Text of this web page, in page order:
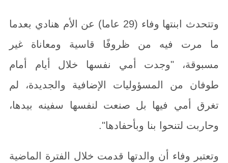
وتتحدث ابنتها وفاء (29 عاما) عن الأم هنادي بعدما
ما مرت فيه من ظروفًا قاسية ومعاناة غير
مسبوقة، "وجدت أمي نفسها خلال أيام أمام
طوفان من المسؤوليات الإضافية والجديدة، لم
تغرق أمي فيها بل صنعت لنفسها سفينه بيدها،
وحاربت لتنحوا بنا وبأحفادها".
وتعتبر وفاء أن والدتها قدمت خلال الفترة الماضية